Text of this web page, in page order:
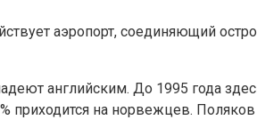
аэропорт, соединяющий
английским. До 1995 года
приходится на норвежцев.